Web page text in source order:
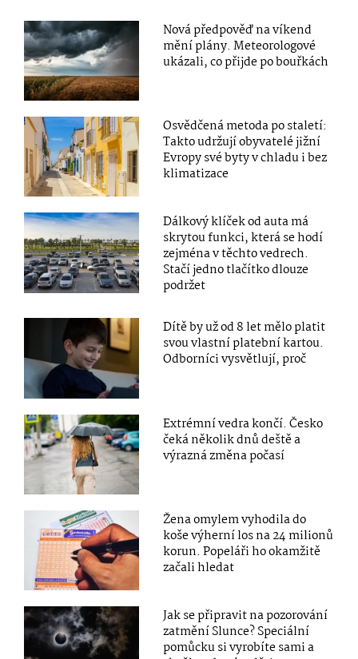
Nová předpověď na víkend
mění plány. Meteorologové
ukázali, co přijde po bouřkách
Osvědčená metoda po staletí:
Takto udržují obyvatelé jižní
Evropy své byty v chladu i bez
klimatizace
Dálkový klíček od auta má
skrytou funkci, která se hodí
zejména v těchto vedrech.
Stačí jedno tlačítko dlouze
podržet
Dítě by už od 8 let mělo platit
svou vlastní platební kartou.
Odborníci vysvětlují, proč
Extrémní vedra končí. Česko
čeká několik dnů deště a
výrazná změna počasí
Žena omylem vyhodila do
koše výherní los na 24 milionů
korun. Popeláři ho okamžitě
začali hledat
Jak se připravit na pozorování
zatmění Slunce? Speciální
pomůcku si vyrobíte sami a